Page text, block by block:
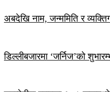
अबदेखि नाम, जन्ममिति र
डिल्लीबजारमा ‘जर्निज’को